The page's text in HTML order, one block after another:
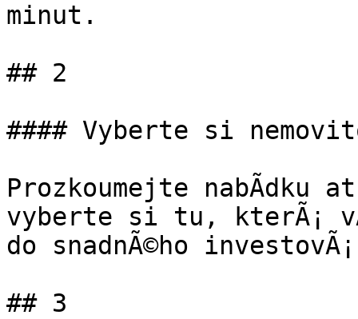
minut.
## 2
#### Vyberte si
Prozkoumejte nabÃ­dku
vyberte si tu, kterÃ¡
do snadnÃ©ho
## 3